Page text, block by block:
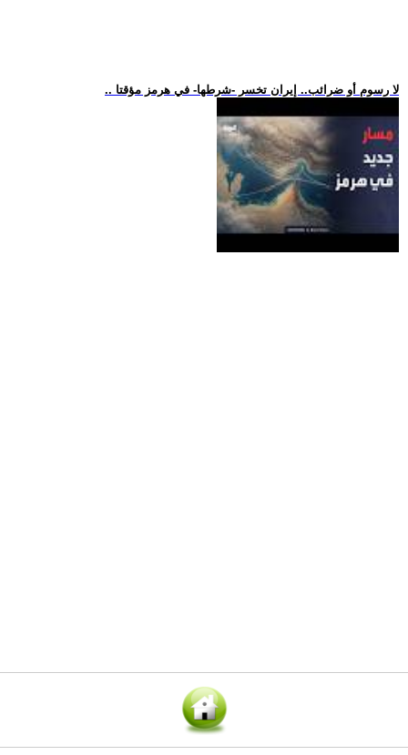
.. لا رسوم أو ضرائب.. إيران تخسر -شرطها- في هرمز مؤقتا